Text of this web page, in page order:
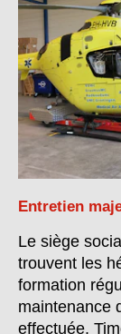
Entretien
Le siège
trouvent les
formation
maintenance
effectuée.